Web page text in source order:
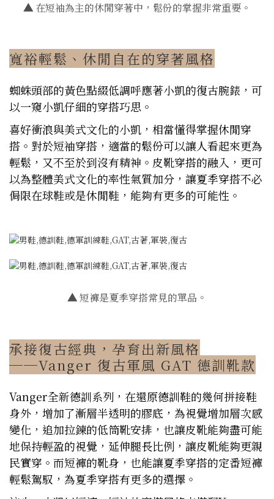
▲在短袖為主的休閒穿著中，鬆份的掌握非常重要。
寬裕輕鬆、休閒自在的穿著風格
蜘蛛頭部的黃色點綴低調呼應著小凱的復古腕錶，可
以一窺小凱仔細的穿搭巧思。
喜好衝浪與美式文化的小凱，相當懂得掌握休閒穿
搭。對於短袖穿搭，適當的鬆份可以讓人看起來更為
輕鬆，又不至於到沒有精神。皮靴穿搭的融入，更可
以為整體美式文化的率性氣質加分，讓夏季穿搭不必
侷限在球鞋或是休閒鞋，能夠有更多的可能性。
▲短褲是夏季穿搭常見的單品。
承接復古經典，孕育出新風格
──Vanger 復古軍風 GAT 德訓靴款
Vanger全新德訓系列，在還原德訓鞋的幾何拼接鞋
身外，增加了漸層半透明的膠底，為視覺增加層次感
變化，追加拉鍊的低筒靴安排，也讓皮靴能夠盡可能
地保持輕盈的視覺，延伸腿長比例，讓皮靴能夠更親
民實穿。而短褲的靴身，也能讓夏季穿搭的定番短褲
輕鬆駕馭，為夏季穿搭有更多的選擇。